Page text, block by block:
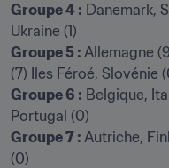
Groupe 4 : Danemark,
Groupe 5 : Allemagne
Groupe 6 : Belgique,
Groupe 7 : Autriche,
(0)